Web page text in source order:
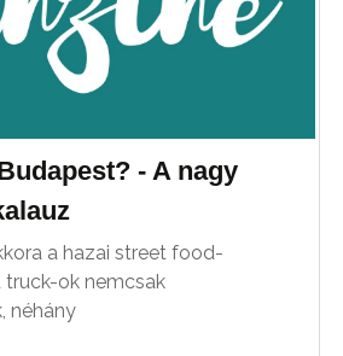
- A nagy
a hazai street food-
ok nemcsak
néhány